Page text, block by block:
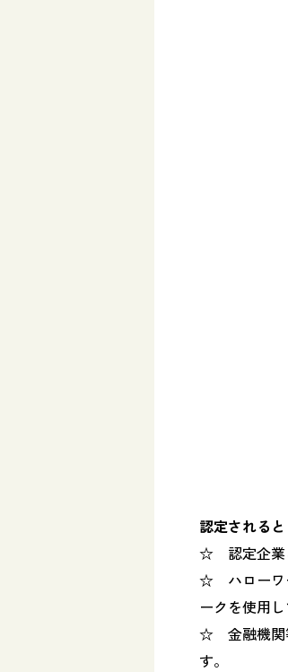
認定されると
☆ 認定企業
☆ ハローワ
ークを使用し
☆ 金融機関
す。